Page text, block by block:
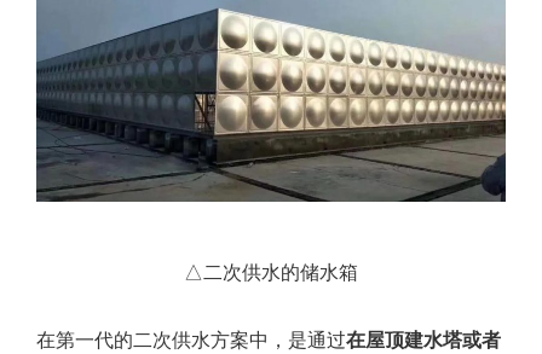
△二次供水的储水箱
在第一代的二次供水方案中，是通过在屋顶建水塔或者